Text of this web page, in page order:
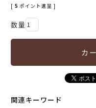
[ 5 ポイント進呈 ]
カ
関連キーワード